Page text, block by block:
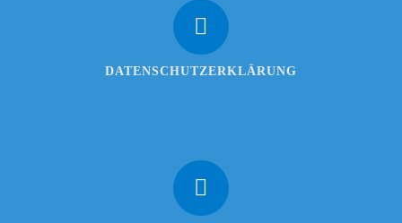
DATENSCHUTZERKLÄRUNG